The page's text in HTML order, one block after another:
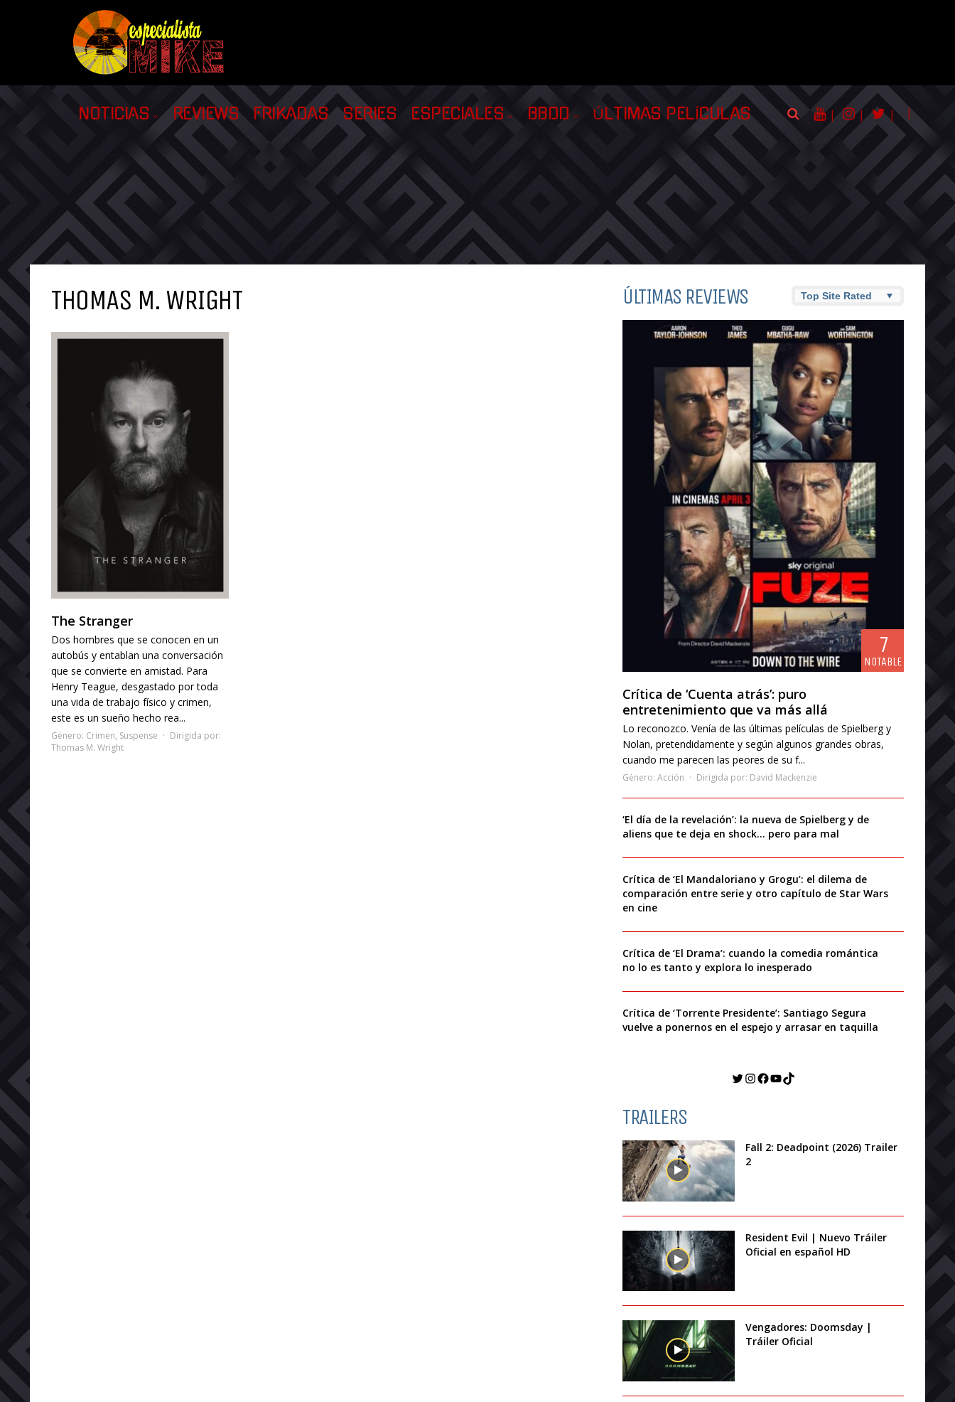
NOTICIAS REVIEWS FRIKADAS SERIES ESPECIALES BBDD ÚLTIMAS PELÍCULAS | | | |
THOMAS M. WRIGHT
The Stranger
Dos hombres que se conocen en un
autobús y entablan una conversación
que se convierte en amistad. Para
Henry Teague, desgastado por toda
una vida de trabajo físico y crimen,
este es un sueño hecho rea...
Género: Crimen, Suspense
Dirigida por:
Thomas M. Wright
ÚLTIMAS REVIEWS
7
NOTABLE
Crítica de ‘Cuenta atrás’: puro
entretenimiento que va más allá
Lo reconozco. Venía de las últimas películas de Spielberg y
Nolan, pretendidamente y según algunos grandes obras,
cuando me parecen las peores de su f...
Género: Acción Dirigida por: David Mackenzie
‘El día de la revelación’: la nueva de Spielberg y de
aliens que te deja en shock… pero para mal
Crítica de ‘El Mandaloriano y Grogu’: el dilema de
comparación entre serie y otro capítulo de Star Wars
en cine
Crítica de ‘El Drama’: cuando la comedia romántica
no lo es tanto y explora lo inesperado
Crítica de ‘Torrente Presidente’: Santiago Segura
vuelve a ponernos en el espejo y arrasar en taquilla
Twitter
Instagram
Facebook
YouTube
TikTok
TRAILERS
Fall 2: Deadpoint (2026) Trailer
2
Resident Evil | Nuevo Tráiler
Oficial en español HD
Vengadores: Doomsday |
Tráiler Oficial